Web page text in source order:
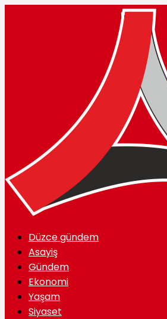
Düzce gündem
Asayiş
Gündem
Ekonomi
Yaşam
Siyaset